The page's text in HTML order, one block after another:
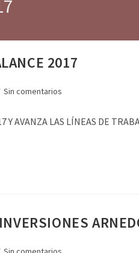
2017
Sin comentarios
Y AVANZA LAS LÍNEAS DE